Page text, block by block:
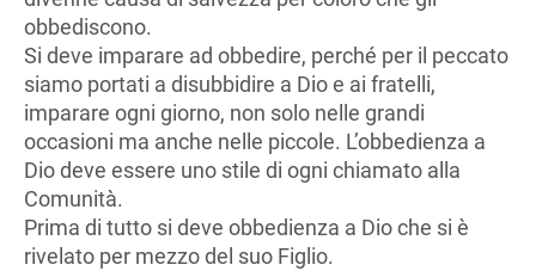
obbediscono.
Si deve imparare ad obbedire, perché per il peccato
siamo portati a disubbidire a Dio e ai fratelli,
imparare ogni giorno, non solo nelle grandi
occasioni ma anche nelle piccole. L’obbedienza a
Dio deve essere uno stile di ogni chiamato alla
Comunità.
Prima di tutto si deve obbedienza a Dio che si è
rivelato per mezzo del suo Figlio.